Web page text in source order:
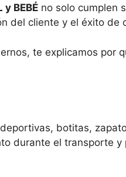
BEBÉ no solo cumplen
del cliente y el éxito de
te explicamos por
botitas,
durante el transporte